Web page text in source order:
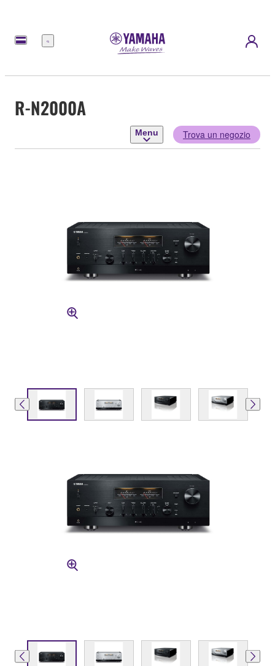
Menu
R-N2000A
Menu Trova un negozio